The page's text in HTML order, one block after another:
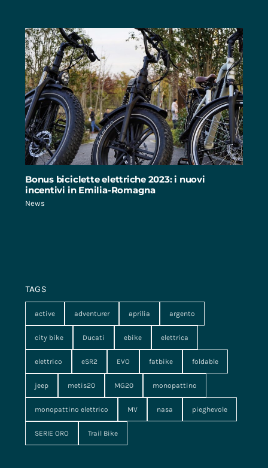
Bonus biciclette elettriche 2023: i nuovi
incentivi in Emilia-Romagna
News
TAGS
active adventurer aprilia argento
city bike Ducati ebike elettrica
elettrico eSR2 EVO fatbike foldable
jeep metis20 MG20 monopattino
monopattino elettrico MV nasa pieghevole
SERIE ORO Trail Bike